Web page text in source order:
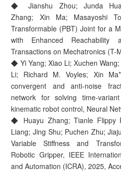
◆ Jianshu Zhou; Junda
Zhang; Xin Ma; Masayoshi
Transformable (PBT) Joint for a
with Enhanced Reachability
Transactions on Mechatronics (T-
◆ Yi Yang; Xiao Li; Xuchen
Li; Richard M. Voyles; Xin
convergent and anti-noise
network for solving time-
kinematic robot control, Neural
◆ Huayu Zhang; Tianle Flippy
Liang; Jing Shu; Puchen Zhu;
Variable Stiffness and
Robotic Gripper, IEEE
and Automation (ICRA), 2025,